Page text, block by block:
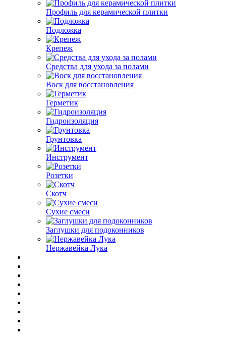
Профиль для керамической плитки
Подложка
Крепеж
Средства для ухода за полами
Воск для восстановления
Герметик
Гидроизоляция
Грунтовка
Инструмент
Розетки
Скотч
Сухие смеси
Заглушки для подоконников
Нержавейка Лука